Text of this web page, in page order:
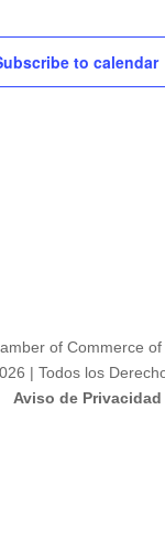
to calendar
of Commerce of
| Todos los
Aviso de Privacidad